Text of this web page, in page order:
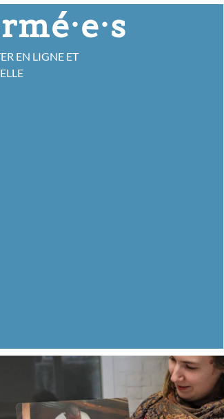
EN LIGNE ET